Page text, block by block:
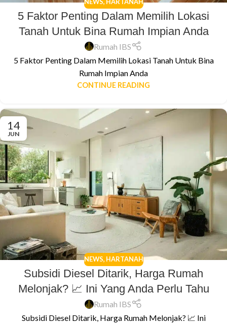
5 Faktor Penting Dalam Memilih Lokasi
Tanah Untuk Bina Rumah Impian Anda
Rumah IBS
5 Faktor Penting Dalam Memilih Lokasi Tanah Untuk Bina
Rumah Impian Anda
CONTINUE READING
14
JUN
NEWS, HARTANAH
Subsidi Diesel Ditarik, Harga Rumah
Melonjak? 📈 Ini Yang Anda Perlu Tahu
Rumah IBS
Subsidi Diesel Ditarik, Harga Rumah Melonjak? 📈 Ini